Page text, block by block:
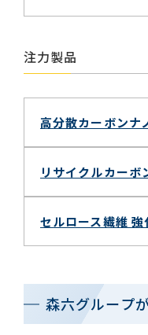
注力製品
高分散カーボンナ
リサイクルカーボ
セルロース繊維
森六グループ